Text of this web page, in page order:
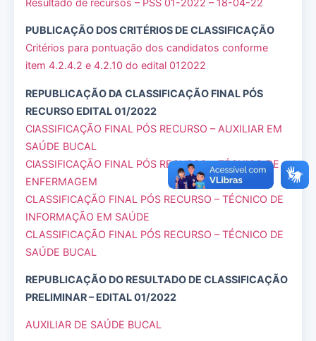
PUBLICAÇÃO DOS CRITÉRIOS DE CLASSIFICAÇÃO
Critérios para pontuação dos candidatos conforme
item 4.2.4.2 e 4.2.10 do edital 012022
REPUBLICAÇÃO DA CLASSIFICAÇÃO FINAL PÓS
RECURSO EDITAL 01/2022
ClASSIFICAÇÃO FINAL PÓS RECURSO – AUXILIAR EM
SAÚDE BUCAL
ClASSIFICAÇÃO FINAL PÓS RECURSO – TÉCNICO DE
ENFERMAGEM
CLASSIFICAÇÃO FINAL PÓS RECURSO – TÉCNICO DE
INFORMAÇÃO EM SAÚDE
CLASSIFICAÇÃO FINAL PÓS RECURSO – TÉCNICO DE
SAÚDE BUCAL
REPUBLICAÇÃO DO RESULTADO DE CLASSIFICAÇÃO
PRELIMINAR – EDITAL 01/2022
AUXILIAR DE SAÚDE BUCAL